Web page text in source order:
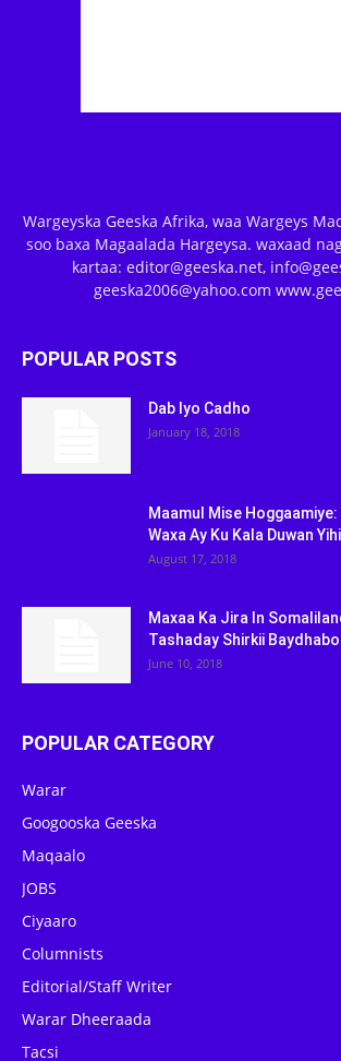
Wargeyska Geeska Afrika, waa Wargeys
soo baxa Magaalada Hargeysa. waxaad
kartaa: editor@geeska.net,
geeska2006@yahoo.com
POPULAR POSTS
Dab Iyo Cadho
January 18, 2018
Maamul Mise
Waxa Ay Ku Kala Duwan
August 17, 2018
Maxaa Ka Jira In
Tashaday Shirkii Baydhabo
June 10, 2018
POPULAR CATEGORY
Warar
Googooska Geeska
Maqaalo
JOBS
Ciyaaro
Columnists
Editorial/Staff Writer
Warar Dheeraada
Tacsi